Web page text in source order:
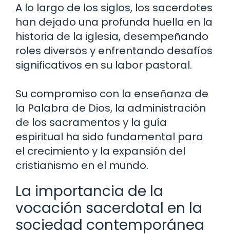
A lo largo de los siglos, los sacerdotes
han dejado una profunda huella en la
historia de la iglesia, desempeñando
roles diversos y enfrentando desafíos
significativos en su labor pastoral.
Su compromiso con la enseñanza de
la Palabra de Dios, la administración
de los sacramentos y la guía
espiritual ha sido fundamental para
el crecimiento y la expansión del
cristianismo en el mundo.
La importancia de la
vocación sacerdotal en la
sociedad contemporánea